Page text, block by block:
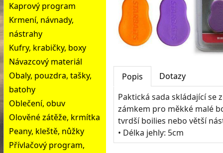
Kaprový program
Krmení, návnady,
nástrahy
Kufry, krabičky, boxy
Návazcový materiál
Obaly, pouzdra, tašky,
batohy
Oblečení, obuv
Olověné zátěže, krmítka
Peany, kleště, nůžky
Přívlačový program,
Popis
Dotazy
Paktická sada skládající se
zámkem pro měkké malé
tvrdší boilies nebo větší
• Délka jehly: 5cm